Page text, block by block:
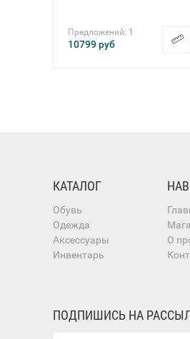
Предложений: 1
10799руб
КАТАЛОГ
Обувь
Одежда
Аксессуары
Инвентарь
О
ПОДПИШИСЬ НА